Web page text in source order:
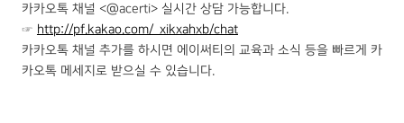
카카오톡 채널 <@acerti> 실시간 상담 가능합니다.
☞ http://pf.kakao.com/_xikxahxb/chat
카카오톡 채널 추가를 하시면 에이써티의 교육과 소식 등을 빠르게 카
카오톡 메세지로 받으실 수 있습니다.